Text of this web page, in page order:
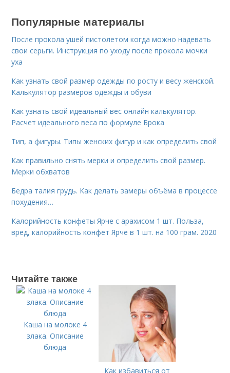
Популярные материалы
После прокола ушей пистолетом когда можно надевать
свои серьги. Инструкция по уходу после прокола мочки
уха
Как узнать свой размер одежды по росту и весу женской.
Калькулятор размеров одежды и обуви
Как узнать свой идеальный вес онлайн калькулятор.
Расчет идеального веса по формуле Брока
Тип, а фигуры. Типы женских фигур и как определить свой
Как правильно снять мерки и определить свой размер.
Мерки обхватов
Бедра талия грудь. Как делать замеры объёма в процессе
похудения…
Калорийность конфеты Ярче с арахисом 1 шт. Польза,
вред, калорийность конфет Ярче в 1 шт. на 100 грам. 2020
Читайте также
Каша на молоке 4
злака. Описание
блюда
Как избавиться от